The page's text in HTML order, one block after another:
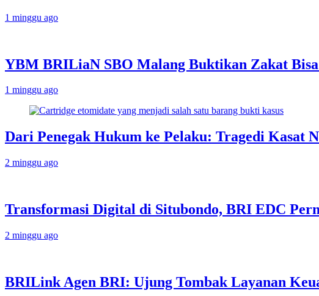
1 minggu ago
YBM BRILiaN SBO Malang Buktikan Zakat
1 minggu ago
Dari Penegak Hukum ke Pelaku: Tragedi Kasat
2 minggu ago
Transformasi Digital di Situbondo, BRI EDC
2 minggu ago
BRILink Agen BRI: Ujung Tombak Layanan